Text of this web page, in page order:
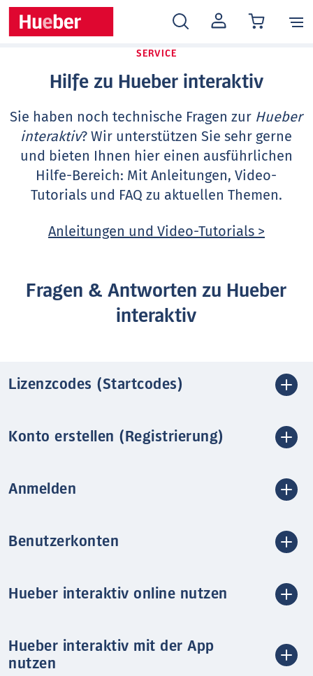
MEIN
KONTO
SERVICE
Hilfe zu Hueber interaktiv
Sie haben noch technische Fragen zur Hueber
interaktiv? Wir unterstützen Sie sehr gerne
und bieten Ihnen hier einen ausführlichen
Hilfe-Bereich: Mit Anleitungen, Video-
Tutorials und FAQ zu aktuellen Themen.
Anleitungen und Video-Tutorials >
Fragen & Antworten zu Hueber
interaktiv
Lizenzcodes (Startcodes)
Konto erstellen (Registrierung)
Anmelden
Benutzerkonten
Hueber interaktiv online nutzen
Hueber interaktiv mit der App
nutzen